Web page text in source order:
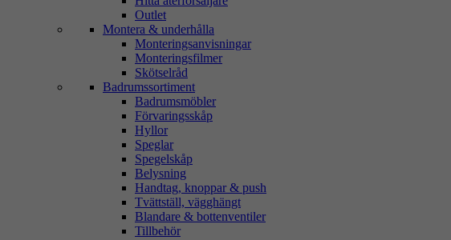
Outlet
Montera & underhålla
Monteringsanvisningar
Monteringsfilmer
Skötselråd
Badrumssortiment
Badrumsmöbler
Förvaringsskåp
Hyllor
Speglar
Spegelskåp
Belysning
Handtag, knoppar & push
Tvättställ, vägghängt
Blandare & bottenventiler
Tillbehör